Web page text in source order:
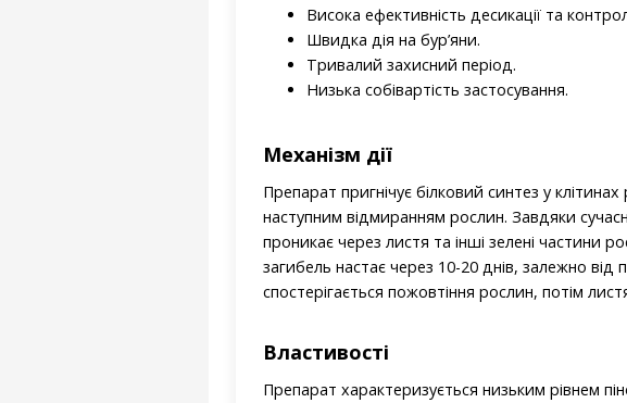
Висока ефективність десикації та
Швидка дія на бур’яни.
Тривалий захисний період.
Низька собівартість застосування.
Механізм дії
Препарат пригнічує білковий синтез у
наступним відмиранням рослин. Завдяки
проникає через листя та інші зелені частини
загибель настає через 10-20 днів, залежно
спостерігається пожовтіння рослин, потім
Властивості
Препарат характеризується низьким рівнем